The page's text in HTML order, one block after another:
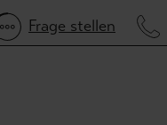
Frage stellen